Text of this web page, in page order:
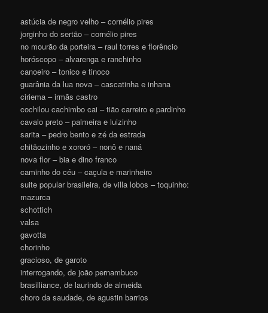
astúcia de negro velho – cornélio pires
jorginho do sertão – cornélio pires
no mourão da porteira – raul torres e florêncio
horóscopo – alvarenga e ranchinho
canoeiro – tonico e tinoco
guarânia da lua nova – cascatinha e inhana
ciriema – irmãs castro
cochilou cachimbo cai – tião carreiro e pardinho
cavalo preto – palmeira e luizinho
sarita – pedro bento e zé da estrada
chitãozinho e xororó – nonô e naná
nova flor – bia e dino franco
caminho do céu – caçula e marinheiro
suite popular brasileira, de villa lobos – toquinho:
mazurca
schottich
valsa
gavotta
chorinho
gracioso, de garoto
interrogando, de joão pernambuco
brasilliance, de laurindo de almeida
choro da saudade, de agustin barrios